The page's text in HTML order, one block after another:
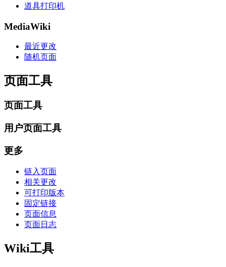
道具打印机
MediaWiki
最近更改
随机页面
页面工具
页面工具
用户页面工具
更多
链入页面
相关更改
可打印版本
固定链接
页面信息
页面日志
Wiki工具